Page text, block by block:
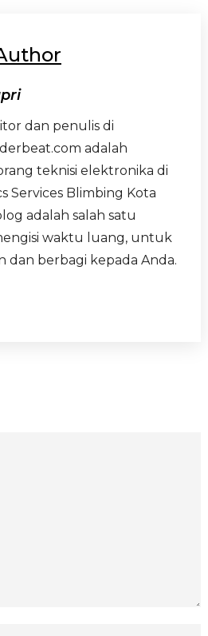
dan penulis di
adalah
teknisi elektronika di
Services Blimbing Kota
adalah salah satu
waktu luang, untuk
dan berbagi kepada Anda.